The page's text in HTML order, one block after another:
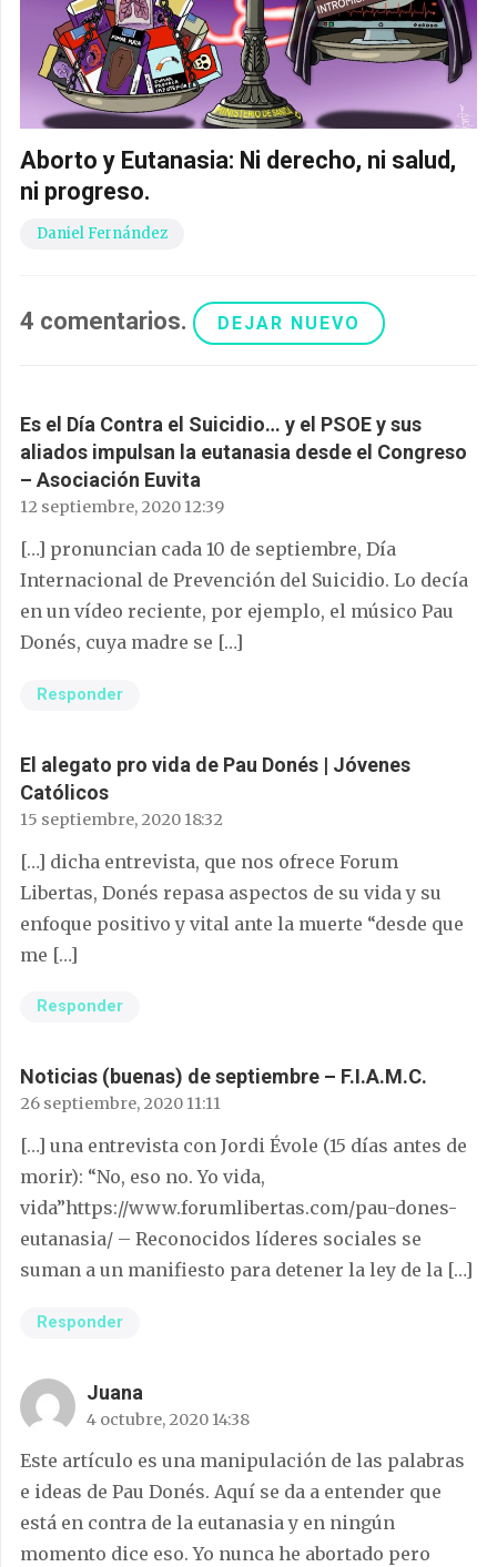
Aborto y Eutanasia: Ni derecho, ni salud,
ni progreso.
Daniel Fernández
4 comentarios. DEJAR NUEVO
Es el Día Contra el Suicidio… y el PSOE y sus
aliados impulsan la eutanasia desde el Congreso
– Asociación Euvita
12 septiembre, 2020 12:39
[…] pronuncian cada 10 de septiembre, Día
Internacional de Prevención del Suicidio. Lo decía
en un vídeo reciente, por ejemplo, el músico Pau
Donés, cuya madre se […]
Responder
El alegato pro vida de Pau Donés | Jóvenes
Católicos
15 septiembre, 2020 18:32
[…] dicha entrevista, que nos ofrece Forum
Libertas, Donés repasa aspectos de su vida y su
enfoque positivo y vital ante la muerte “desde que
me […]
Responder
Noticias (buenas) de septiembre – F.I.A.M.C.
26 septiembre, 2020 11:11
[…] una entrevista con Jordi Évole (15 días antes de
morir): “No, eso no. Yo vida,
vida”https://www.forumlibertas.com/pau-dones-
eutanasia/ – Reconocidos líderes sociales se
suman a un manifiesto para detener la ley de la […]
Responder
Juana
4 octubre, 2020 14:38
Este artículo es una manipulación de las palabras
e ideas de Pau Donés. Aquí se da a entender que
está en contra de la eutanasia y en ningún
momento dice eso. Yo nunca he abortado pero